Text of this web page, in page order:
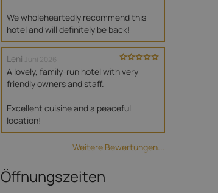
We wholeheartedly recommend this
hotel and will definitely be back!
Leni Juni 2026
A lovely, family-run hotel with very
friendly owners and staff.
Excellent cuisine and a peaceful
location!
Weitere Bewertungen...
Öffnungszeiten